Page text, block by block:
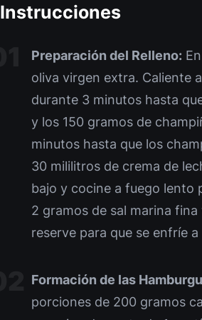
Instrucciones
Preparación del Relleno:
oliva virgen extra. Caliente
durante 3 minutos hasta
y los 150 gramos de
minutos hasta que los
30 mililitros de crema de
bajo y cocine a fuego lento
2 gramos de sal marina
reserve para que se enfríe
Formación de las
porciones de 200 gramos